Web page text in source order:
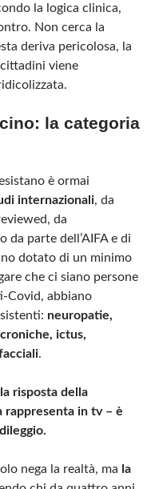
la logica clinica,
Non cerca la
deriva pericolosa, la
viene
la categoria
è ormai
internazionali, da
da
parte dell’AIFA e di
dotato di un minimo
che ci siano persone
Covid, abbiano
neuropatie,
ictus,
.
la risposta della
rappresenta in tv – è
nega la realtà, ma la